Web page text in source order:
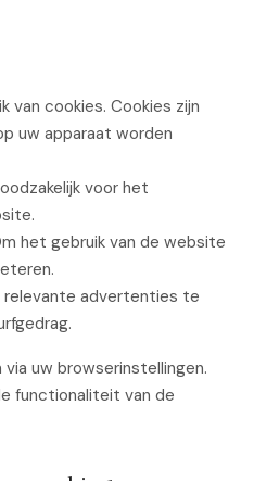
van cookies. Cookies zijn
uw apparaat worden
voor het
het gebruik van de website
relevante advertenties te
uw browserinstellingen.
functionaliteit van de